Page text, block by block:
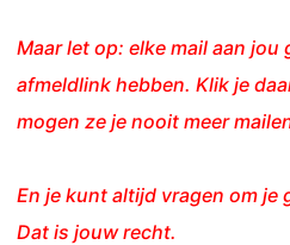
Maar let op: elke mail aan jou
afmeldlink hebben. Klik je
mogen ze je nooit meer
En je kunt altijd vragen om je
Dat is jouw recht.